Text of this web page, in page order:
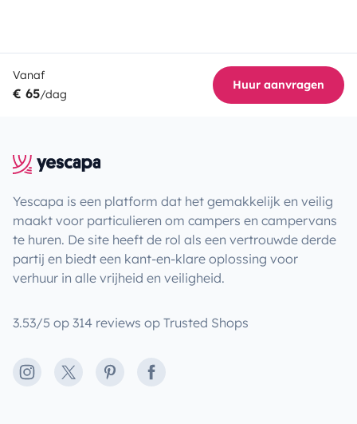
Vanaf
€ 65/dag
Huur aanvragen
Yescapa is een platform dat het gemakkelijk en veilig
maakt voor particulieren om campers en campervans
te huren. De site heeft de rol als een vertrouwde derde
partij en biedt een kant-en-klare oplossing voor
verhuur in alle vrijheid en veiligheid.
3.53/5 op 314 reviews op Trusted Shops
Instagram
X PinterestFacebook